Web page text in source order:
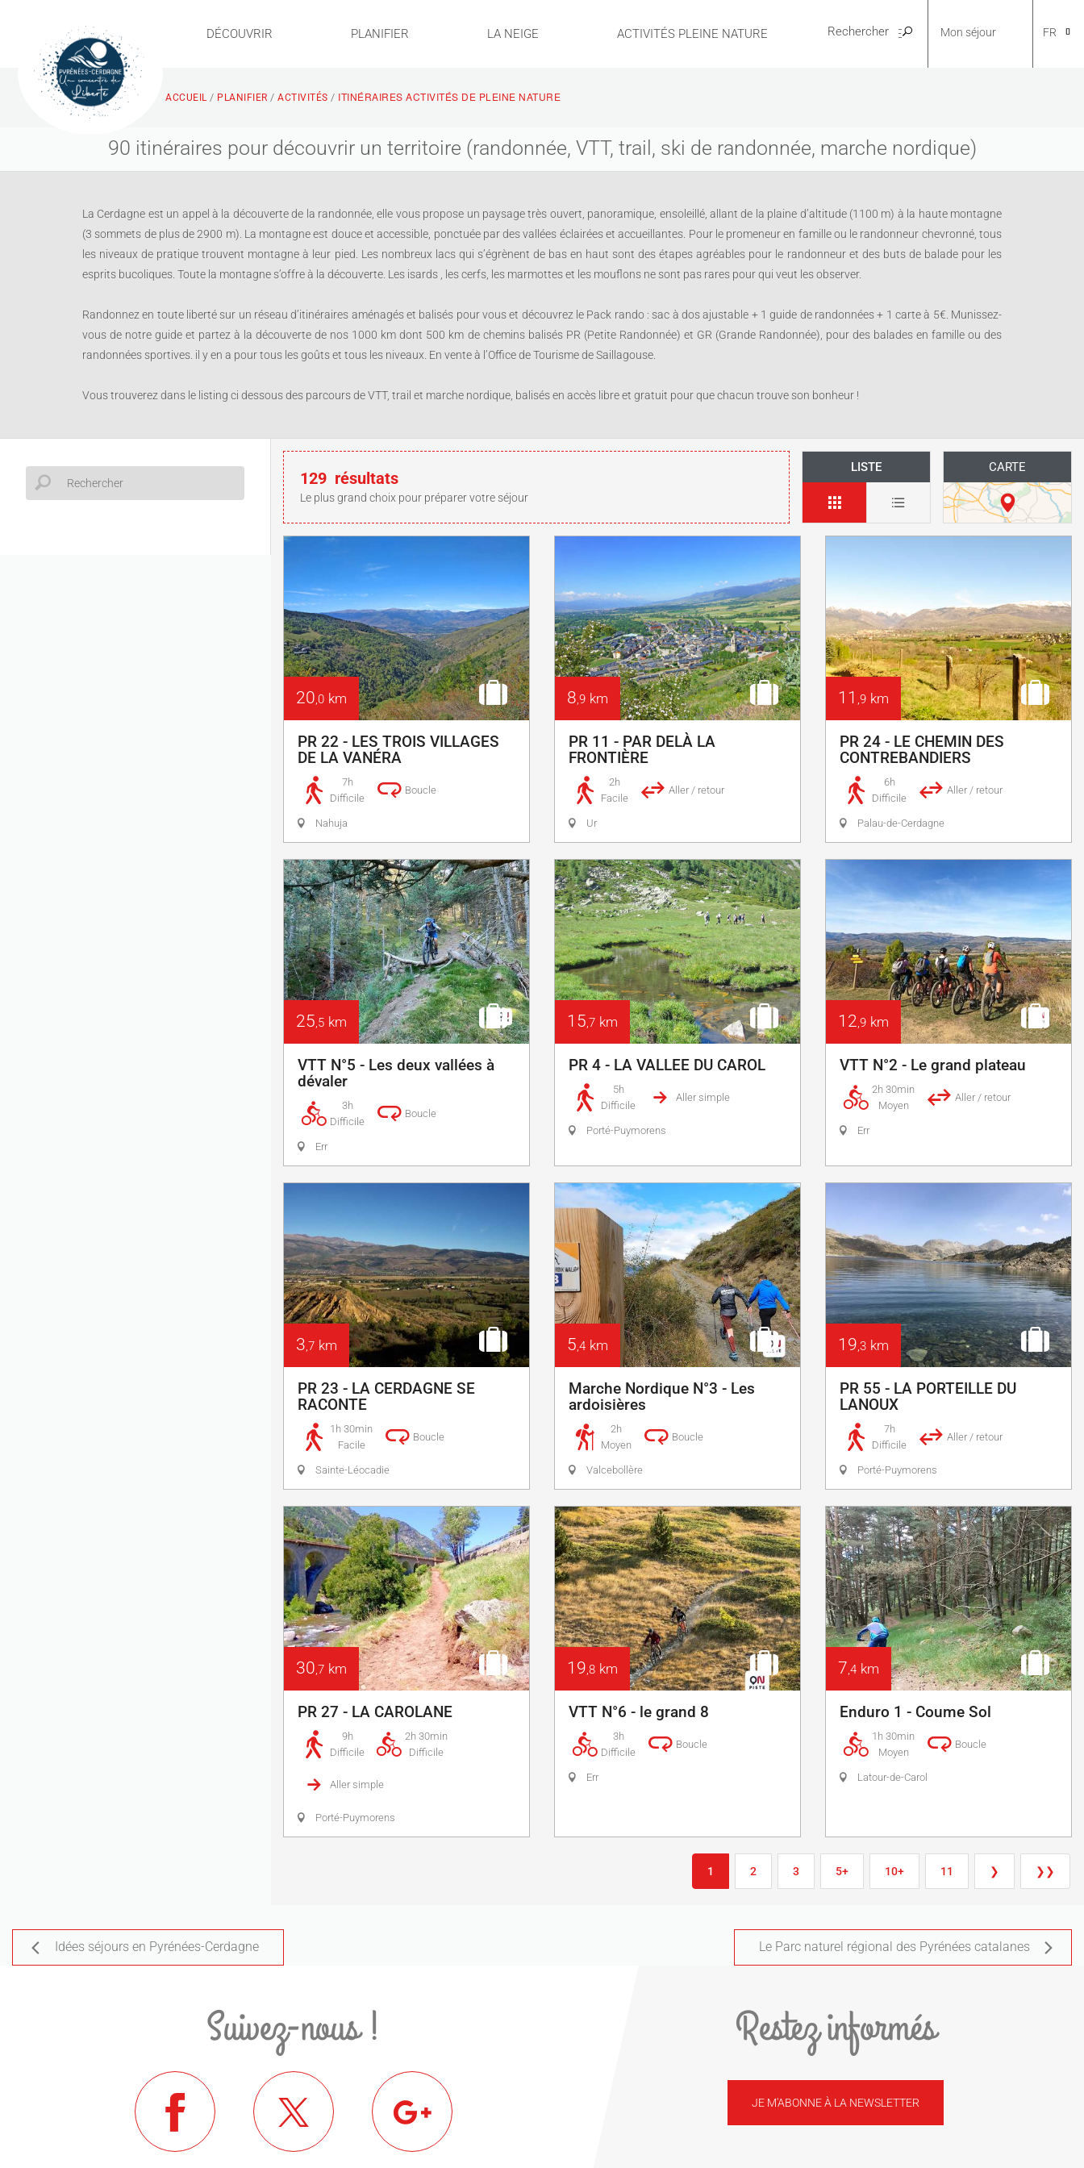
DÉCOUVRIR PLANIFIER LA NEIGE ACTIVITÉS PLEINE NATURE PRATIQUE FR
Mon séjour
ACCUEIL / PLANIFIER / ACTIVITÉS / ITINÉRAIRES ACTIVITÉS DE PLEINE NATURE
90 itinéraires pour découvrir un territoire (randonnée, VTT, trail, ski de randonnée, marche nordique)
La Cerdagne est un appel à la découverte de la randonnée, elle vous propose un paysage très ouvert, panoramique, ensoleillé, allant de la plaine d’altitude (1100 m) à la haute montagne
(3 sommets de plus de 2900 m). La montagne est douce et accessible, ponctuée par des vallées éclairées et accueillantes. Pour le promeneur en famille ou le randonneur chevronné, tous
les niveaux de pratique trouvent montagne à leur pied. Les nombreux lacs qui s’égrènent de bas en haut sont des étapes agréables pour le randonneur et des buts de balade pour les
esprits bucoliques. Toute la montagne s’offre à la découverte. Les isards , les cerfs, les marmottes et les mouflons ne sont pas rares pour qui veut les observer.
Randonnez en toute liberté sur un réseau d’itinéraires aménagés et balisés pour vous et découvrez le Pack rando : sac à dos ajustable + 1 guide de randonnées + 1 carte à 5€. Munissez-
vous de notre guide et partez à la découverte de nos 1000 km dont 500 km de chemins balisés PR (Petite Randonnée) et GR (Grande Randonnée), pour des balades en famille ou des
randonnées sportives. il y en a pour tous les goûts et tous les niveaux. En vente à l’Office de Tourisme de Saillagouse.
Vous trouverez dans le listing ci dessous des parcours de VTT, trail et marche nordique, balisés en accès libre et gratuit pour que chacun trouve son bonheur !
129 résultats
Le plus grand choix pour préparer votre séjour
LISTE CARTE
20,0 km
PR 22 - LES TROIS VILLAGES
DE LA VANÉRA
7h
Difficile
Boucle
Nahuja
8,9 km
PR 11 - PAR DELÀ LA
FRONTIÈRE
2h
Facile
Aller / retour
Ur
11 ,9 km
PR 24 - LE CHEMIN DES
CONTREBANDIERS
6h
Difficile
Aller / retour
Palau-de-Cerdagne
25,5 km
VTT N°5 - Les deux vallées à
dévaler
3h
Difficile
Boucle
Err
15,7 km
PR 4 - LA VALLEE DU CAROL
5h
Difficile
Aller simple
Porté-Puymorens
12,9 km
VTT N°2 - Le grand plateau
2h 30min
Moyen
Aller / retour
Err
3,7 km
PR 23 - LA CERDAGNE SE
RACONTE
1h 30min
Facile
Boucle
Sainte-Léocadie
5,4 km
Marche Nordique N°3 - Les
ardoisières
2h
Moyen
Boucle
Valcebollère
19,3 km
PR 55 - LA PORTEILLE DU
LANOUX
7h
Difficile
Aller / retour
Porté-Puymorens
30,7 km
PR 27 - LA CAROLANE
9h
Difficile
2h 30min
Difficile
Aller simple
Porté-Puymorens
19,8 km
VTT N°6 - le grand 8
3h
Difficile
Boucle
Err
7,4 km
Enduro 1 - Coume Sol
1h 30min
Moyen
Boucle
Latour-de-Carol
1 2 3 5+ 10+ 11 ❯ ❯❯
Idées séjours en Pyrénées-Cerdagne Le Parc naturel régional des Pyrénées catalanes
Suivez-nous ! Restez informés
JE M'ABONNE À LA NEWSLETTER